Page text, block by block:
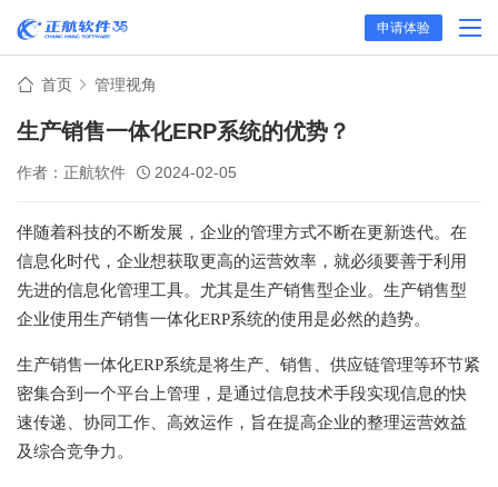
申请体验
首页 管理视角
生产销售一体化ERP系统的优势？
作者：正航软件 2024-02-05
伴随着科技的不断发展，企业的管理方式不断在更新迭代。在
信息化时代，企业想获取更高的运营效率，就必须要善于利用
先进的信息化管理工具。尤其是生产销售型企业。生产销售型
企业使用生产销售一体化ERP系统的使用是必然的趋势。
生产销售一体化ERP系统是将生产、销售、供应链管理等环节紧
密集合到一个平台上管理，是通过信息技术手段实现信息的快
速传递、协同工作、高效运作，旨在提高企业的整理运营效益
及综合竞争力。